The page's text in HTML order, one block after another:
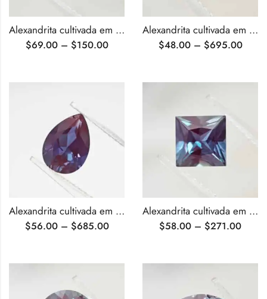
Alexandrita cultivada em laboratório com corte marquise certificado pela AGL
$69.00 – $150.00
Alexandrita cultivada em laboratório com corte oval certificada pela AGL
$48.00 – $695.00
Alexandrita cultivada em laboratório, cortada em pêra e certificada pela AGL
$56.00 – $685.00
Alexandrita cultivada em laboratório com corte princesa certificada pela AGL
$58.00 – $271.00